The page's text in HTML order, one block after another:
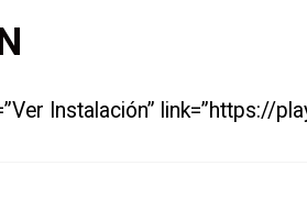
Instalación” link=”https://